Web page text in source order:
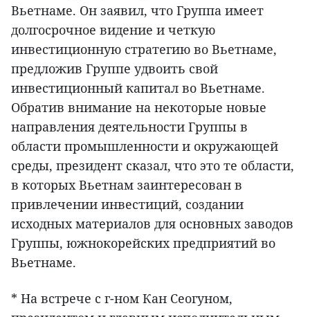
Вьетнаме. Он заявил, что Группа имеет
долгосрочное видение и четкую
инвестиционную стратегию во Вьетнаме,
предложив Группе удвоить свой
инвестиционный капитал во Вьетнаме.
Обратив внимание на некоторые новые
направления деятельности Группы в
области промышленности и окружающей
среды, президент сказал, что это те области,
в которых Вьетнам заинтересован в
привлечении инвестиций, создании
исходных материалов для основных заводов
Группы, южнокорейских предприятий во
Вьетнаме.
* На встрече с г-ном Кан Сеогуном,